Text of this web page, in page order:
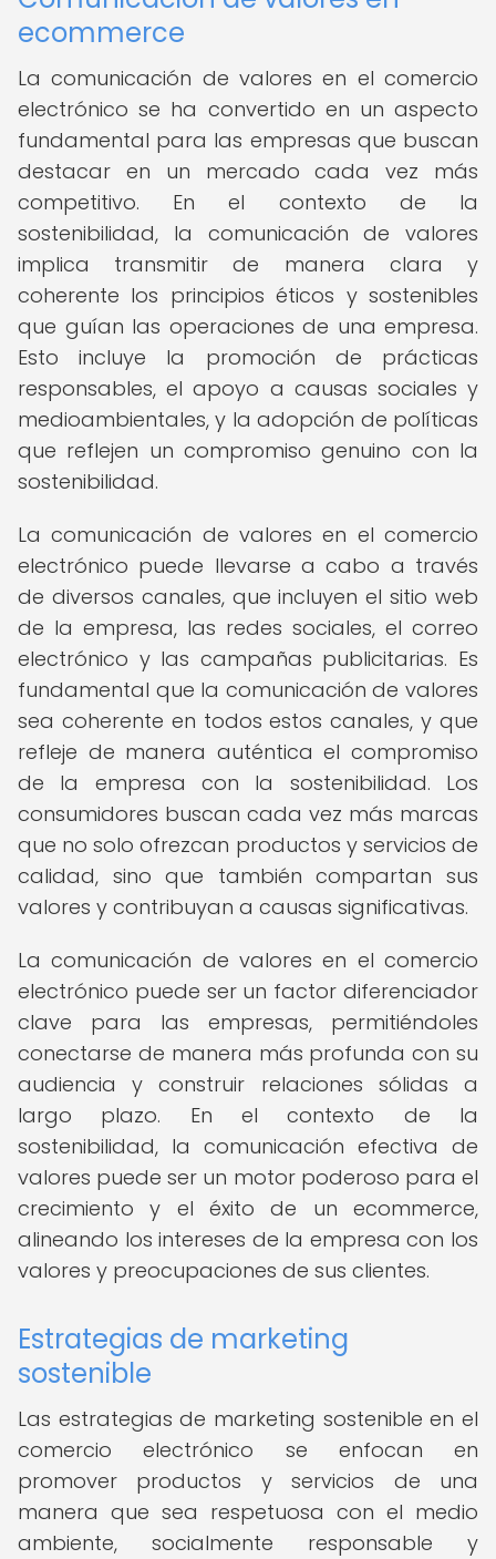
ecommerce
La comunicación de valores en el comercio
electrónico se ha convertido en un aspecto
fundamental para las empresas que buscan
destacar en un mercado cada vez más
competitivo. En el contexto de la
sostenibilidad, la comunicación de valores
implica transmitir de manera clara y
coherente los principios éticos y sostenibles
que guían las operaciones de una empresa.
Esto incluye la promoción de prácticas
responsables, el apoyo a causas sociales y
medioambientales, y la adopción de políticas
que reflejen un compromiso genuino con la
sostenibilidad.
La comunicación de valores en el comercio
electrónico puede llevarse a cabo a través
de diversos canales, que incluyen el sitio web
de la empresa, las redes sociales, el correo
electrónico y las campañas publicitarias. Es
fundamental que la comunicación de valores
sea coherente en todos estos canales, y que
refleje de manera auténtica el compromiso
de la empresa con la sostenibilidad. Los
consumidores buscan cada vez más marcas
que no solo ofrezcan productos y servicios de
calidad, sino que también compartan sus
valores y contribuyan a causas significativas.
La comunicación de valores en el comercio
electrónico puede ser un factor diferenciador
clave para las empresas, permitiéndoles
conectarse de manera más profunda con su
audiencia y construir relaciones sólidas a
largo plazo. En el contexto de la
sostenibilidad, la comunicación efectiva de
valores puede ser un motor poderoso para el
crecimiento y el éxito de un ecommerce,
alineando los intereses de la empresa con los
valores y preocupaciones de sus clientes.
Estrategias de marketing
sostenible
Las estrategias de marketing sostenible en el
comercio electrónico se enfocan en
promover productos y servicios de una
manera que sea respetuosa con el medio
ambiente, socialmente responsable y